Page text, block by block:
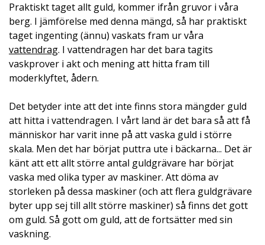
Praktiskt taget allt guld, kommer ifrån gruvor i våra
berg. I jämförelse med denna mängd, så har praktiskt
taget ingenting (ännu) vaskats fram ur våra
vattendrag. I vattendragen har det bara tagits
vaskprover i akt och mening att hitta fram till
moderklyftet, ådern.
Det betyder inte att det inte finns stora mängder guld
att hitta i vattendragen. I vårt land är det bara så att få
människor har varit inne på att vaska guld i större
skala. Men det har börjat puttra ute i bäckarna... Det är
känt att ett allt större antal guldgrävare har börjat
vaska med olika typer av maskiner. Att döma av
storleken på dessa maskiner (och att flera guldgrävare
byter upp sej till allt större maskiner) så finns det gott
om guld. Så gott om guld, att de fortsätter med sin
vaskning.